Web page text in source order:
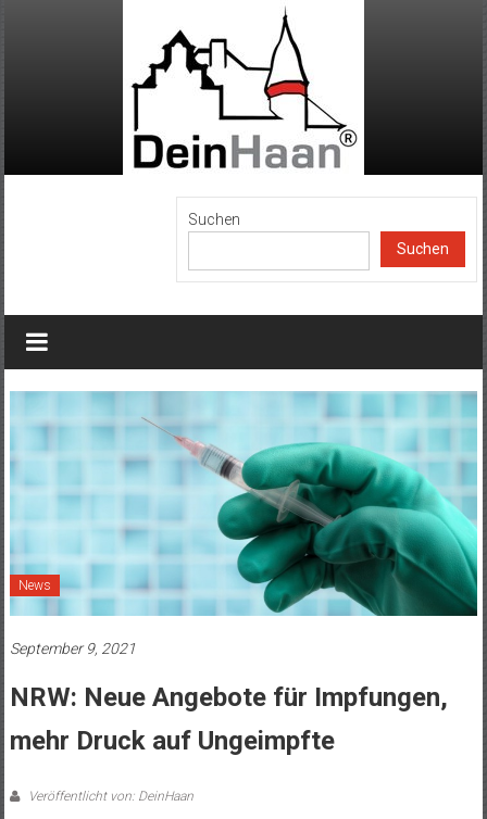
Suchen
Suchen
News
September 9, 2021
NRW: Neue Angebote für Impfungen,
mehr Druck auf Ungeimpfte
Veröffentlicht von: DeinHaan